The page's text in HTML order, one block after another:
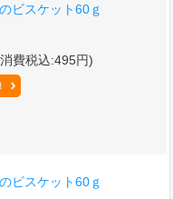
ビスケット60ｇ
費税込:495円)
ビスケット60ｇ